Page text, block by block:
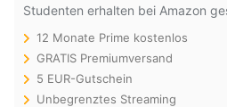
Studenten erhalten bei Amazon
12 Monate Prime kostenlos
GRATIS Premiumversand
5 EUR-Gutschein
Unbegrenztes Streaming